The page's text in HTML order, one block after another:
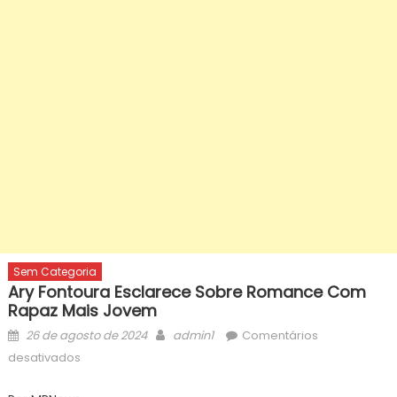
Sem Categoria
Ary Fontoura Esclarece Sobre Romance Com
Rapaz Mais Jovem
Posted
on
26 de agosto de 2024 Author
admin1
Comentários
desativadosem